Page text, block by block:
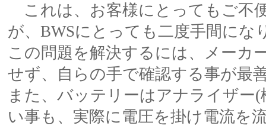
これは、お客様にとってもご不
が、BWSにとっても二度手間にな
この問題を解決するには、メーカ
せず、自らの手で確認する事が最
また、バッテリーはアナライザー
い事も、実際に電圧を掛け電流を